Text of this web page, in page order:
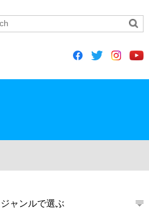
ジャンルで選ぶ